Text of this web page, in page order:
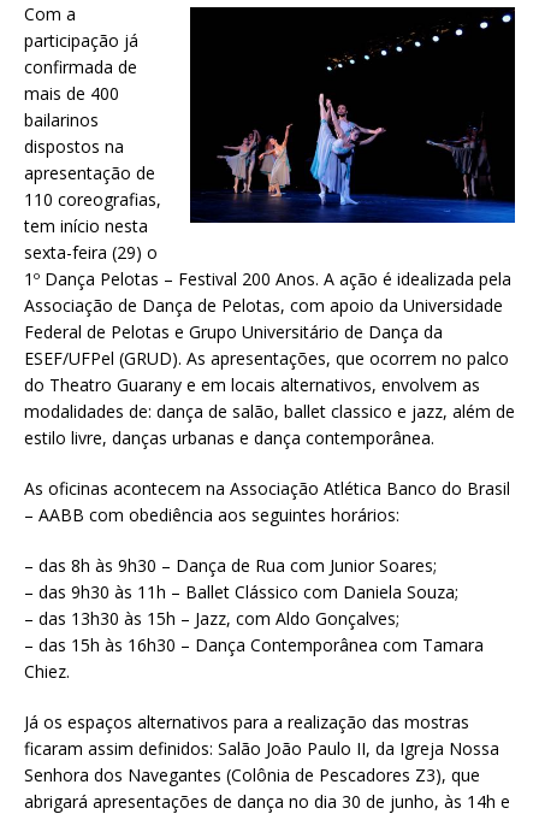
Com a
participação já
confirmada de
mais de 400
bailarinos
dispostos na
apresentação de
110 coreografias,
tem início nesta
sexta-feira (29) o
1º Dança Pelotas – Festival 200 Anos. A ação é idealizada pela
Associação de Dança de Pelotas, com apoio da Universidade
Federal de Pelotas e Grupo Universitário de Dança da
ESEF/UFPel (GRUD). As apresentações, que ocorrem no palco
do Theatro Guarany e em locais alternativos, envolvem as
modalidades de: dança de salão, ballet classico e jazz, além de
estilo livre, danças urbanas e dança contemporânea.
As oficinas acontecem na Associação Atlética Banco do Brasil
– AABB com obediência aos seguintes horários:
– das 8h às 9h30 – Dança de Rua com Junior Soares;
– das 9h30 às 11h – Ballet Clássico com Daniela Souza;
– das 13h30 às 15h – Jazz, com Aldo Gonçalves;
– das 15h às 16h30 – Dança Contemporânea com Tamara
Chiez.
Já os espaços alternativos para a realização das mostras
ficaram assim definidos: Salão João Paulo II, da Igreja Nossa
Senhora dos Navegantes (Colônia de Pescadores Z3), que
abrigará apresentações de dança no dia 30 de junho, às 14h e